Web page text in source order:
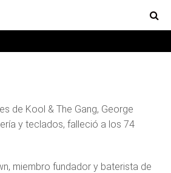
Brown, baterista y
Kool & The Gang
de Kool & The Gang, George
y teclados, falleció a los 74
miembro fundador y baterista de